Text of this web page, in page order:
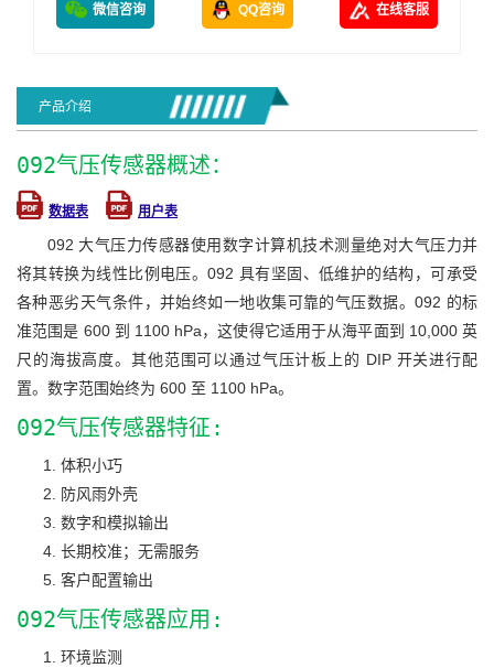
微信咨询 QQ咨询 在线客服
产品介绍
092气压传感器概述：
数据表 用户表
092 大气压力传感器使用数字计算机技术测量绝对大气压力并
将其转换为线性比例电压。092 具有坚固、低维护的结构，可承受
各种恶劣天气条件，并始终如一地收集可靠的气压数据。092 的标
准范围是 600 到 1100 hPa，这使得它适用于从海平面到 10,000 英
尺的海拔高度。其他范围可以通过气压计板上的 DIP 开关进行配
置。数字范围始终为 600 至 1100 hPa。
092气压传感器特征:
体积小巧
防风雨外壳
数字和模拟输出
长期校准；无需服务
客户配置输出
092气压传感器应用:
环境监测